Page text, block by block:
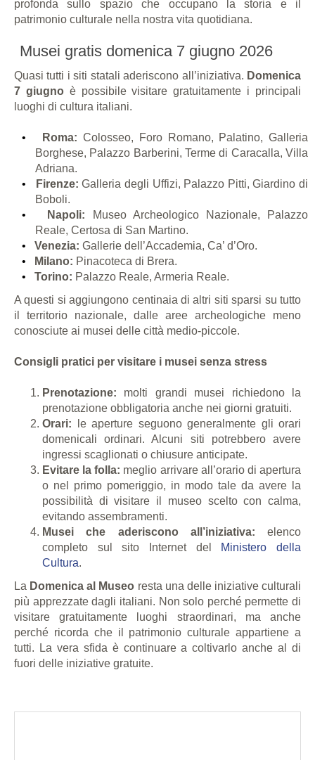
profonda sullo spazio che occupano la storia e il
patrimonio culturale nella nostra vita quotidiana.
Musei gratis domenica 7 giugno 2026
Quasi tutti i siti statali aderiscono all’iniziativa. Domenica
7 giugnoè possibile visitare gratuitamente i principali
luoghi di cultura italiani.
Roma: Colosseo, Foro Romano, Palatino, Galleria
Borghese, Palazzo Barberini, Terme di Caracalla, Villa
Adriana.
Firenze: Galleria degli Uffizi, Palazzo Pitti, Giardino di
Boboli.
Napoli: Museo Archeologico Nazionale, Palazzo
Reale, Certosa di San Martino.
Venezia: Gallerie dell’Accademia, Ca’ d’Oro.
Milano: Pinacoteca di Brera.
Torino: Palazzo Reale, Armeria Reale.
A questi si aggiungono centinaia di altri siti sparsi su tutto
il territorio nazionale, dalle aree archeologiche meno
conosciute ai musei delle città medio-piccole.
Consigli pratici per visitare i musei senza stress
Prenotazione: molti grandi musei richiedono la
prenotazione obbligatoria anche nei giorni gratuiti.
Orari: le aperture seguono generalmente gli orari
domenicali ordinari. Alcuni siti potrebbero avere
ingressi scaglionati o chiusure anticipate.
Evitare la folla: meglio arrivare all’orario di apertura
o nel primo pomeriggio, in modo tale da avere la
possibilità di visitare il museo scelto con calma,
evitando assembramenti.
Musei che aderiscono all’iniziativa: elenco
completo sul sito Internet del Ministero della
Cultura.
La Domenica al Museo resta una delle iniziative culturali
più apprezzate dagli italiani. Non solo perché permette di
visitare gratuitamente luoghi straordinari, ma anche
perché ricorda che il patrimonio culturale appartiene a
tutti. La vera sfida è continuare a coltivarlo anche al di
fuori delle iniziative gratuite.